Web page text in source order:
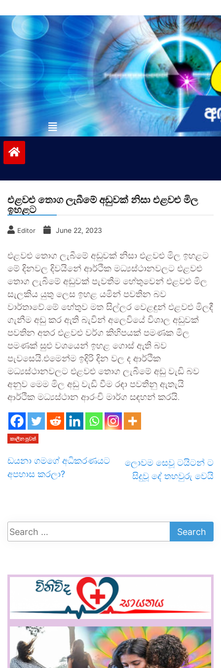
to
contentvinivida.lk
එළවළු තොග ලැබීමේ අඩුවක් නිසා එළවළු මිල
ඉහළට
Editor June 22, 2023
එළවළු තොග ලැබීමේ අඩුවක් නිසා එළවළු මිල ඉහළට
මේ දිනවල දිවයිනේ ආර්ථික මධ්‍යස්ථානවලට එළවළු
තොග ලැබීමේ අඩුවක් පැවතීම හේතුවෙන් එළවළු මිල
සැලකිය යුතු ලෙස ඉහළ යමින් පවතින බව
වාර්තාවේ.මේ හේතුව මත සිල්ලර වෙළඳුන් එළවළු මිලදී
ගැනීම අඩු කර ඇති බැවින් අලෙවියේ විශාල අඩුවක්
පවතින අතර එළවළු වර්ග කිහිපයක් පමණක මිල
පමණක් සුළු වශයෙන් ඉහළ ගොස් ඇති බව
පැවසෙයි.එමෙන්ම ඉදිරි දින වල ද ආර්ථික
මධ්‍යස්ථානවලට එළවළු තොග ලැබීමේ අඩු වැඩි බව
අනුව මෙම මිල අඩු වැඩි වීම රඳා පවතිනු ඇතැයි
ආර්ථික මධ්‍යස්ථාන ආරංචි මාර්ග සඳහන් කරයි.
කාලීන පුවත්
ඩයනා ගමගේ අධිකරණයට
අපහාස කරලා?
ලොවම සෙවූ ටයිටන් ට
සිදුවූ දේ තහවුරු වෙයි